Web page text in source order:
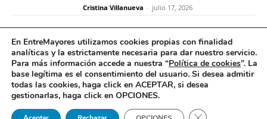
Cristina Villanueva - julio 17, 2026
Convive abre el plazo de
inscripción para estudiantes
y celebra 30 años uniendo a
jóvenes y mayores en Madrid
Redacción EM - julio 17, 2026
En EntreMayores utilizamos cookies propias con finalidad
analíticas y la estrictamente necesaria para dar nuestro servicio.
Para más información accede a nuestra “Política de cookies”. La
base legítima es el consentimiento del usuario. Si desea admitir
todas las cookies, haga click en ACEPTAR, si desea
gestionarlas, haga click en OPCIONES.
Cerrar el banner